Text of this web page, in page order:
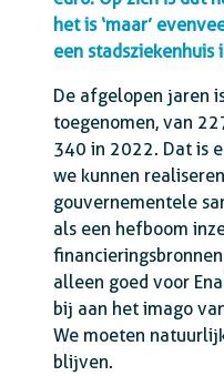
het is ‘maar’
een stadsziekenhuis
De afgelopen jaren
toegenomen, van
340 in 2022. Dat is
we kunnen
gouvernementele
als een hefboom
alleen goed voor
bij aan het imago
We moeten
blijven.